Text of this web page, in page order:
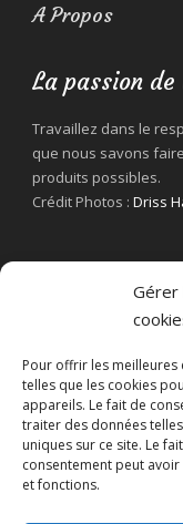
Gérer
Pour offrir les meilleures
telles que les cookies
appareils. Le fait de
traiter des données
uniques sur ce site. Le
consentement peut
et fonctions.
A Propos
La passion
Travaillez dans le
que nous savons
produits possibles.
Crédit Photos : Driss